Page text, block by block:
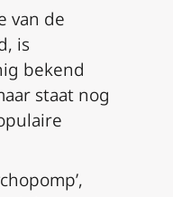
van de
is
bekend
staat nog